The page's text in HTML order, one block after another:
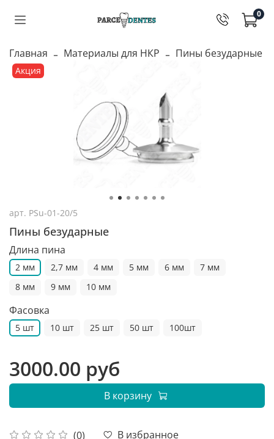
0
Главная Материалы для НКР Пины безударные
Акция
арт. PSu-01-20/5
Пины безударные
(0) В избранное
Длина пина
2 мм 2,7 мм 4 мм 5 мм 6 мм
7 мм
8 мм
9 мм 10 мм
Фасовка
5 шт 10 шт 25 шт 50 шт 100шт
3000.00 руб
В корзину